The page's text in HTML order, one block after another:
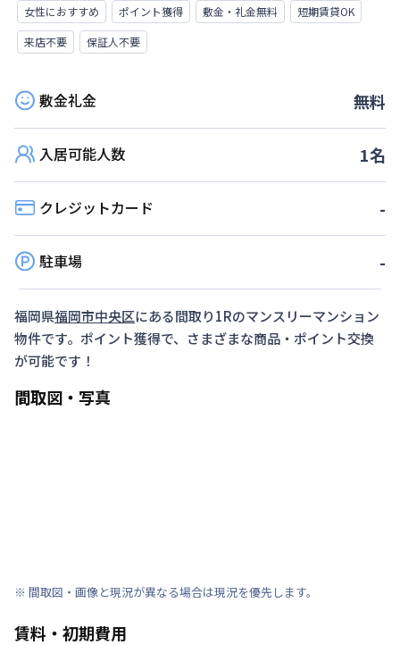
女性におすすめ ポイント獲得 敷金・礼金無料
短期賃貸OK
来店不要
保証人不要
敷金礼金 無料
入居可能人数 1名
クレジットカード -
駐車場 -
福岡県福岡市中央区にある間取り1Rのマンスリーマンション
物件です。ポイント獲得で、さまざまな商品・ポイント交換
が可能です！
間取図・写真
※ 間取図・画像と現況が異なる場合は現況を優先します。
賃料・初期費用